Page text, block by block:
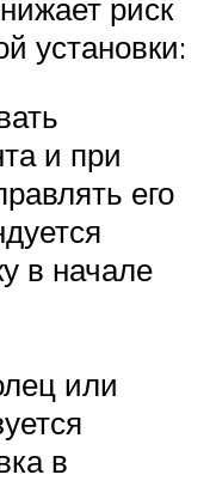
риск
установки:
и при
его
в начале
или
в